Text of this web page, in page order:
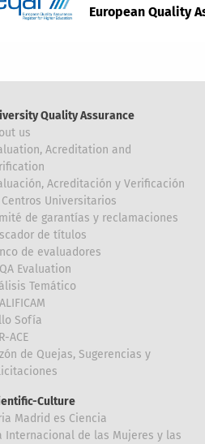
European Quality
Quality Assurance
us
Acreditation and
Acreditación y Verificación
Universitarios
de garantías y reclamaciones
de títulos
de evaluadores
Evaluation
Temático
Sofía
ACE
de Quejas, Sugerencias y
Culture
Madrid es Ciencia
Internacional de las Mujeres y las